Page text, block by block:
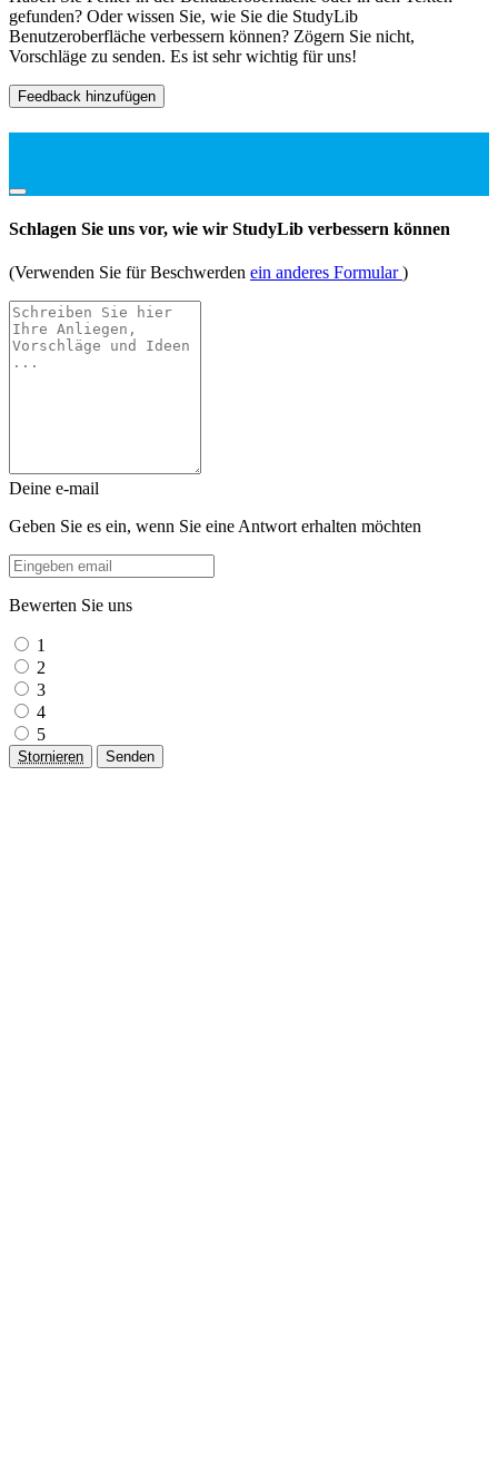
gefunden? Oder wissen Sie, wie Sie die StudyLib
Benutzeroberfläche verbessern können? Zögern Sie nicht,
Vorschläge zu senden. Es ist sehr wichtig für uns!
Feedback hinzufügen
Schlagen Sie uns vor, wie wir StudyLib verbessern können
(Verwenden Sie für Beschwerden ein anderes Formular)
Deine e-mail
Geben Sie es ein, wenn Sie eine Antwort erhalten möchten
Bewerten Sie uns
1
2
3
4
5
Stornieren Senden